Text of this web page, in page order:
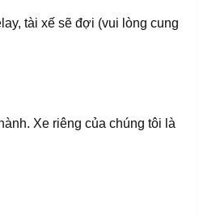
tài xế sẽ đợi (vui lòng cung
Xe riêng của chúng tôi là